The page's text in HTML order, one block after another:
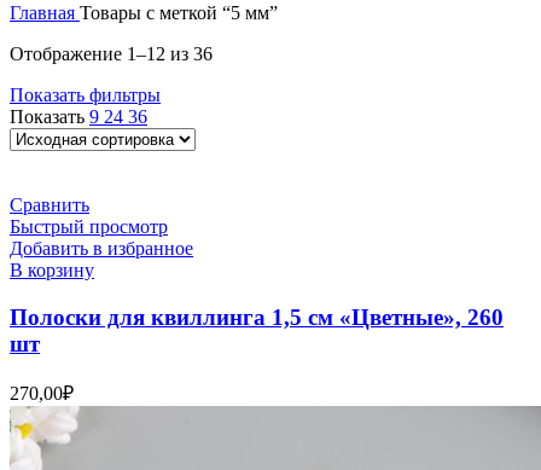
Главная Товары с меткой “5 мм”
Отображение 1–12 из 36
Показать фильтры
Показать 9 24 36
Сравнить
Быстрый просмотр
Добавить в избранное
В корзину
Полоски для квиллинга 1,5 см «Цветные», 260
шт
270,00₽